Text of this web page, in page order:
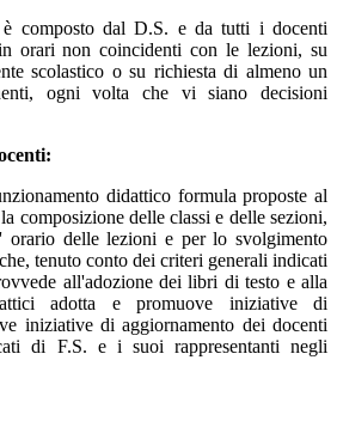
composto dal D.S. e da tutti i docenti
orari non coincidenti con le lezioni, su
scolastico o su richiesta di almeno un
ogni volta che vi siano decisioni
didattico formula proposte al
composizione delle classi e delle sezioni,
orario delle lezioni e per lo svolgimento
tenuto conto dei criteri generali indicati
all'adozione dei libri di testo e alla
adotta e promuove iniziative di
iniziative di aggiornamento dei docenti
di F.S. e i suoi rappresentanti negli